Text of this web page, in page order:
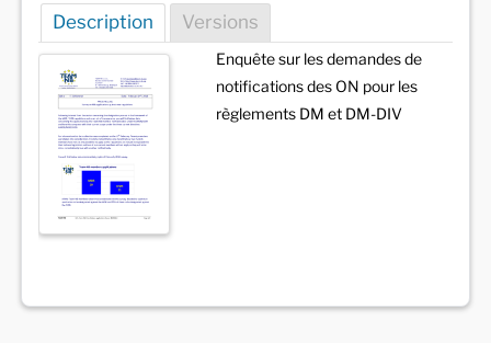
Description Versions
Enquête sur les demandes de
notifications des ON pour les
règlements DM et DM-DIV